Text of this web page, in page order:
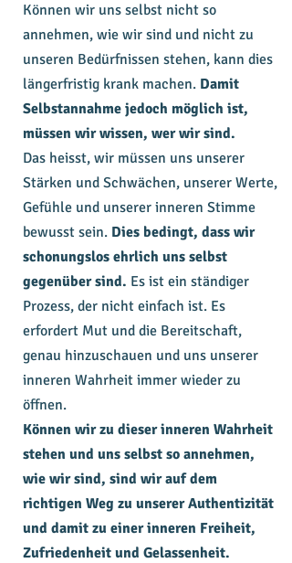
Können wir uns selbst nicht so
annehmen, wie wir sind und nicht zu
unseren Bedürfnissen stehen, kann dies
längerfristig krank machen. Damit
Selbstannahme jedoch möglich ist,
müssen wir wissen, wer wir sind.
Das heisst, wir müssen uns unserer
Stärken und Schwächen, unserer Werte,
Gefühle und unserer inneren Stimme
bewusst sein. Dies bedingt, dass wir
schonungslos ehrlich uns selbst
gegenüber sind. Es ist ein ständiger
Prozess, der nicht einfach ist. Es
erfordert Mut und die Bereitschaft,
genau hinzuschauen und uns unserer
inneren Wahrheit immer wieder zu
öffnen.
Können wir zu dieser inneren Wahrheit
stehen und uns selbst so annehmen,
wie wir sind, sind wir auf dem
richtigen Weg zu unserer Authentizität
und damit zu einer inneren Freiheit,
Zufriedenheit und Gelassenheit. ​